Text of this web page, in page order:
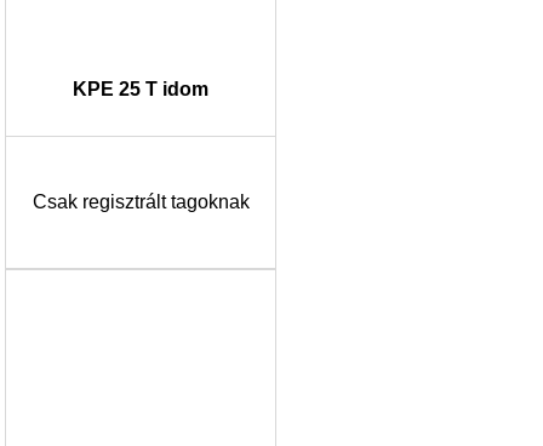
KPE 25 T idom
Csak regisztrált tagoknak